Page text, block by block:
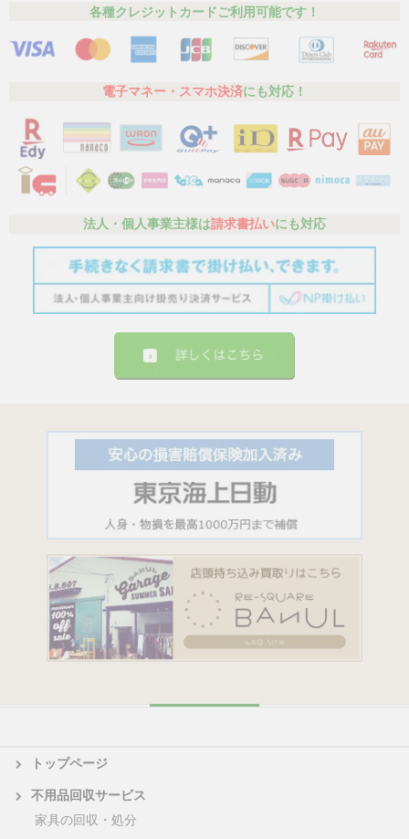
各種クレジットカードご利用可能です！
電子マネー・スマホ決済にも対応！
法人・個人事業主様は請求書払いにも対応
トップページ
不用品回収サービス
家具の回収・処分